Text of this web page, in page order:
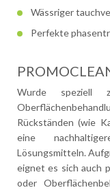
Wässriger
Perfekte
Wurde speziell
Rückständen (wie
eine
Lösungsmitteln.
eignet es sich auch
oder